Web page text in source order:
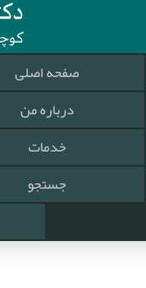
صفحه اصلی
درباره من
خدمات
جستجو